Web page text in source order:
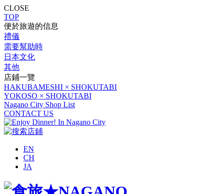
CLOSE
TOP
便於旅遊的信息
禮儀
需要幫助時
日本文化
其他
店鋪一覽
HAKUBAMESHI × SHOKUTABI
YOKOSO × SHOKUTABI
Nagano City Shop List
CONTACT US
EN
CH
JA